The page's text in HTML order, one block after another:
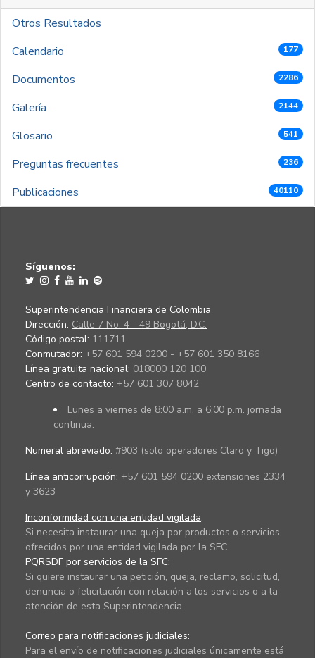
Otros Resultados
Calendario
177
Documentos 2286
Galería 2144
Glosario 541
Preguntas frecuentes 236
Publicaciones 40110
Síguenos:
Superintendencia Financiera de Colombia
Dirección: Calle 7 No. 4 - 49 Bogotá, D.C.
Código postal: 111711
Conmutador: +57 601 594 0200 - +57 601 350 8166
Línea gratuita nacional: 018000 120 100
Centro de contacto: +57 601 307 8042
Lunes a viernes de 8:00 a.m. a 6:00 p.m. jornada
continua.
Numeral abreviado: #903 (solo operadores Claro y Tigo)
Línea anticorrupción: +57 601 594 0200 extensiones 2334
y 3623
Inconformidad con una entidad vigilada:
Si necesita instaurar una queja por productos o servicios
ofrecidos por una entidad vigilada por la SFC.
PQRSDF por servicios de la SFC:
Si quiere instaurar una petición, queja, reclamo, solicitud,
denuncia o felicitación con relación a los servicios o a la
atención de esta Superintendencia.
Correo para notificaciones judiciales:
Para el envío de notificaciones judiciales únicamente está